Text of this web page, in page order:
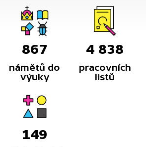
867
námětů do
výuky
4 838
pracovních
listů
149